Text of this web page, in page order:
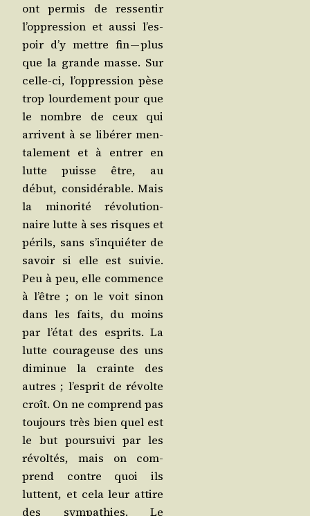
ont per­mis de res­sen­tir
l’op­pres­sion et aus­si l’es­
poir d’y mettre fin — plus
que la grande masse. Sur
celle-ci, l’op­pres­sion pèse
trop lour­de­ment pour que
le nombre de ceux qui
arrivent à se libé­rer men­
ta­le­ment et à entrer en
lutte puisse être, au
début, consi­dé­rable. Mais
la mino­ri­té révo­lu­tion­
naire lutte à ses risques et
périls, sans s’in­quié­ter de
savoir si elle est sui­vie.
Peu à peu, elle com­mence
à l’être ; on le voit sinon
dans les faits, du moins
par l’é­tat des esprits. La
lutte cou­ra­geuse des uns
dimi­nue la crainte des
autres ; l’es­prit de révolte
croît. On ne com­prend pas
tou­jours très bien quel est
le but pour­sui­vi par les
révol­tés, mais on com­
prend contre quoi ils
luttent, et cela leur attire
des sym­pa­thies. Le